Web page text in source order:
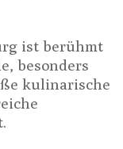
ist berühmt
besonders
kulinarische